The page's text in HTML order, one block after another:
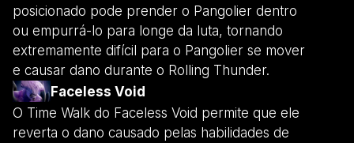
posicionado pode prender o Pangolier dentro
ou empurrá-lo para longe da luta, tornando
extremamente difícil para o Pangolier se mover
e causar dano durante o Rolling Thunder.
Faceless Void
O Time Walk do Faceless Void permite que ele
reverta o dano causado pelas habilidades de